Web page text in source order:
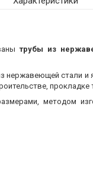
трубы из
нержавеющей стали
прокладке
методом